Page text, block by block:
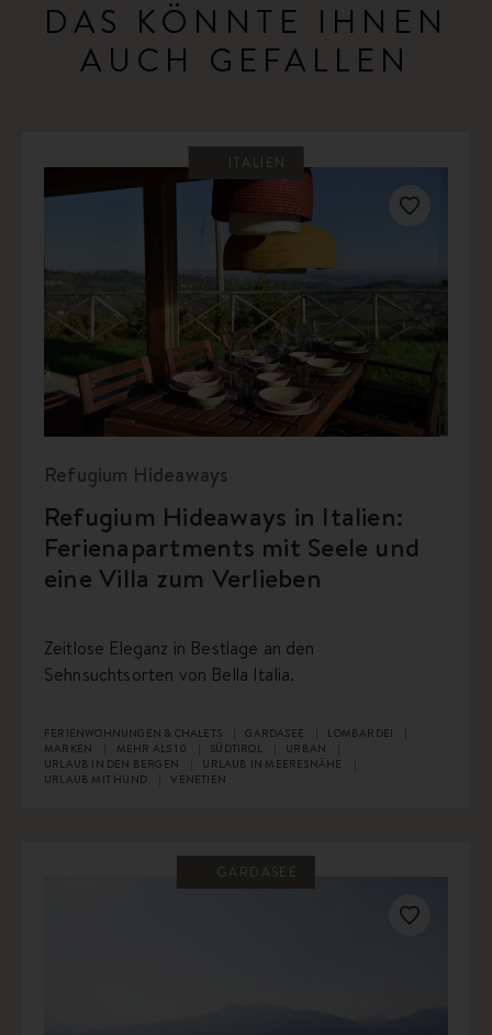
DAS KÖNNTE IHNEN
AUCH GEFALLEN
ITALIEN
Refugium Hideaways
Refugium Hideaways in Italien:
Ferienapartments mit Seele und
eine Villa zum Verlieben
Zeitlose Eleganz in Bestlage an den
Sehnsuchtsorten von Bella Italia.
FERIENWOHNUNGEN & CHALETS GARDASEE
LOMBARDEI
MARKEN
MEHR ALS 10 SÜDTIROL
URBAN
URLAUB IN DEN BERGEN
URLAUB IN MEERESNÄHE
URLAUB MIT HUND
VENETIEN
GARDASEE